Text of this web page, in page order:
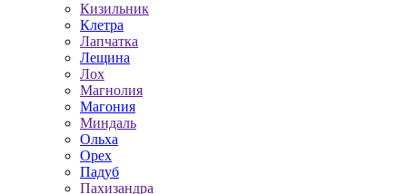
Кизильник
Клетра
Лапчатка
Лещина
Лох
Магнолия
Магония
Миндаль
Ольха
Орех
Падуб
Пахизандра